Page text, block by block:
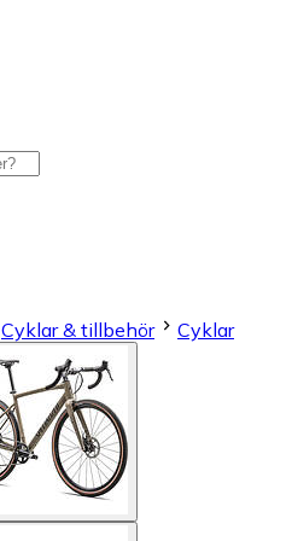
Cyklar & tillbehör Cyklar